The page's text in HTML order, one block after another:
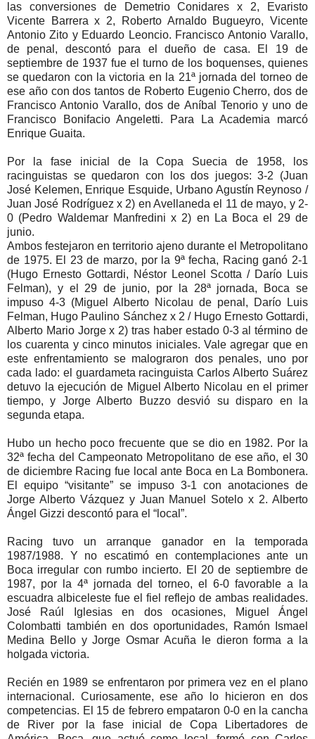
las conversiones de Demetrio Conidares x 2, Evaristo
Vicente Barrera x 2, Roberto Arnaldo Bugueyro, Vicente
Antonio Zito y Eduardo Leoncio. Francisco Antonio Varallo,
de penal, descontó para el dueño de casa. El 19 de
septiembre de 1937 fue el turno de los boquenses, quienes
se quedaron con la victoria en la 21ª jornada del torneo de
ese año con dos tantos de Roberto Eugenio Cherro, dos de
Francisco Antonio Varallo, dos de Aníbal Tenorio y uno de
Francisco Bonifacio Angeletti. Para La Academia marcó
Enrique Guaita.
Por la fase inicial de la Copa Suecia de 1958, los
racinguistas se quedaron con los dos juegos: 3-2 (Juan
José Kelemen, Enrique Esquide, Urbano Agustín Reynoso /
Juan José Rodríguez x 2) en Avellaneda el 11 de mayo, y 2-
0 (Pedro Waldemar Manfredini x 2) en La Boca el 29 de
junio.
Ambos festejaron en territorio ajeno durante el Metropolitano
de 1975. El 23 de marzo, por la 9ª fecha, Racing ganó 2-1
(Hugo Ernesto Gottardi, Néstor Leonel Scotta / Darío Luis
Felman), y el 29 de junio, por la 28ª jornada, Boca se
impuso 4-3 (Miguel Alberto Nicolau de penal, Darío Luis
Felman, Hugo Paulino Sánchez x 2 / Hugo Ernesto Gottardi,
Alberto Mario Jorge x 2) tras haber estado 0-3 al término de
los cuarenta y cinco minutos iniciales. Vale agregar que en
este enfrentamiento se malograron dos penales, uno por
cada lado: el guardameta racinguista Carlos Alberto Suárez
detuvo la ejecución de Miguel Alberto Nicolau en el primer
tiempo, y Jorge Alberto Buzzo desvió su disparo en la
segunda etapa.
Hubo un hecho poco frecuente que se dio en 1982. Por la
32ª fecha del Campeonato Metropolitano de ese año, el 30
de diciembre Racing fue local ante Boca en La Bombonera.
El equipo “visitante” se impuso 3-1 con anotaciones de
Jorge Alberto Vázquez y Juan Manuel Sotelo x 2. Alberto
Ángel Gizzi descontó para el “local”.
Racing tuvo un arranque ganador en la temporada
1987/1988. Y no escatimó en contemplaciones ante un
Boca irregular con rumbo incierto. El 20 de septiembre de
1987, por la 4ª jornada del torneo, el 6-0 favorable a la
escuadra albiceleste fue el fiel reflejo de ambas realidades.
José Raúl Iglesias en dos ocasiones, Miguel Ángel
Colombatti también en dos oportunidades, Ramón Ismael
Medina Bello y Jorge Osmar Acuña le dieron forma a la
holgada victoria.
Recién en 1989 se enfrentaron por primera vez en el plano
internacional. Curiosamente, ese año lo hicieron en dos
competencias. El 15 de febrero empataron 0-0 en la cancha
de River por la fase inicial de Copa Libertadores de